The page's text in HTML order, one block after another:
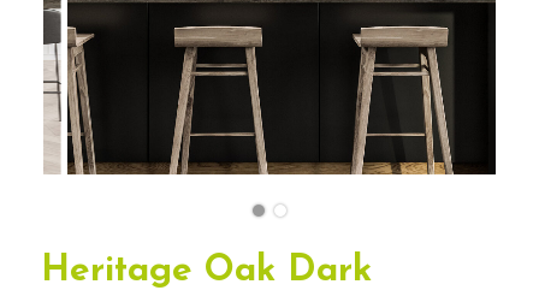
Heritage Oak Dark